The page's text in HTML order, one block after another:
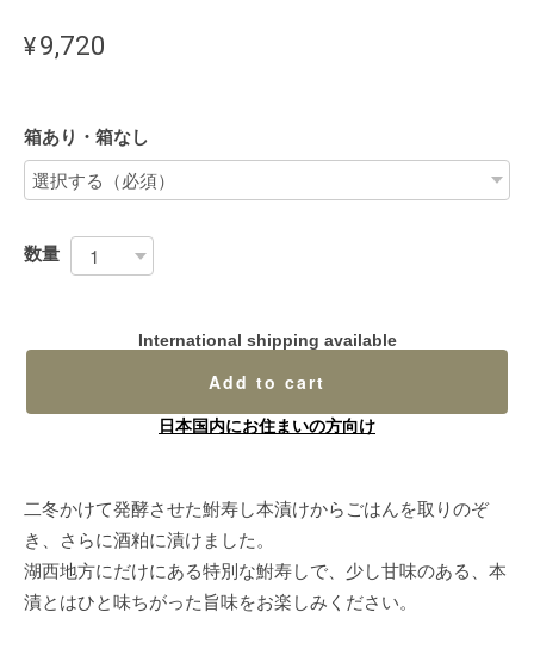
¥9,720
箱あり・箱なし
数量
International shipping available
Add to cart
日本国内にお住まいの方向け
二冬かけて発酵させた鮒寿し本漬けからごはんを取りのぞ
き、さらに酒粕に漬けました。
湖西地方にだけにある特別な鮒寿しで、少し甘味のある、本
漬とはひと味ちがった旨味をお楽しみください。